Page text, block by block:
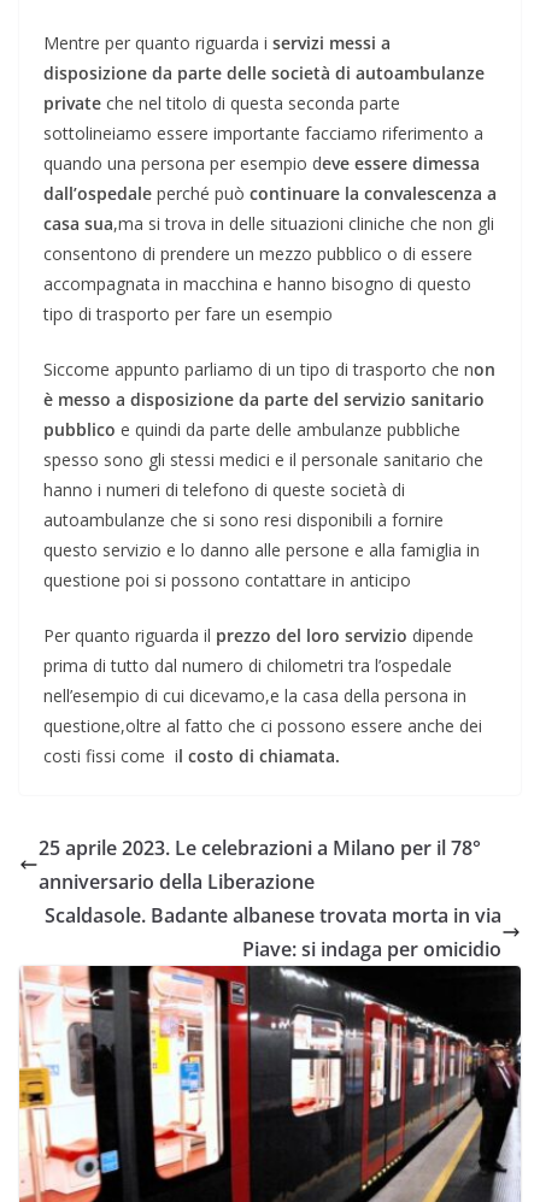
Mentre per quanto riguarda i servizi messi a
disposizione da parte delle società di autoambulanze
private che nel titolo di questa seconda parte
sottolineiamo essere importante facciamo riferimento a
quando una persona per esempio deve essere dimessa
dall’ospedale perché può continuare la convalescenza a
casa sua,ma si trova in delle situazioni cliniche che non gli
consentono di prendere un mezzo pubblico o di essere
accompagnata in macchina e hanno bisogno di questo
tipo di trasporto per fare un esempio
Siccome appunto parliamo di un tipo di trasporto che non
è messo a disposizione da parte del servizio sanitario
pubblico e quindi da parte delle ambulanze pubbliche
spesso sono gli stessi medici e il personale sanitario che
hanno i numeri di telefono di queste società di
autoambulanze che si sono resi disponibili a fornire
questo servizio e lo danno alle persone e alla famiglia in
questione poi si possono contattare in anticipo
Per quanto riguarda il prezzo del loro servizio dipende
prima di tutto dal numero di chilometri tra l’ospedale
nell’esempio di cui dicevamo,e la casa della persona in
questione,oltre al fatto che ci possono essere anche dei
costi fissi come il costo di chiamata.
25 aprile 2023. Le celebrazioni a Milano per il 78°
anniversario della Liberazione
Scaldasole. Badante albanese trovata morta in via
Piave: si indaga per omicidio